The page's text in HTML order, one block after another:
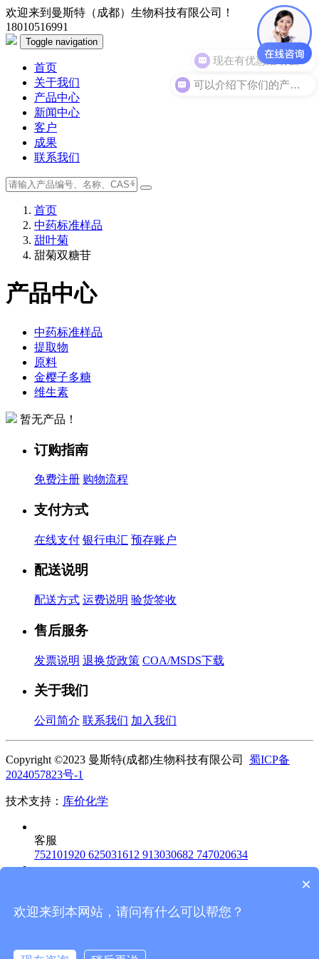
欢迎来到曼斯特（成都）生物科技有限公司！
18010516991
Toggle navigation
首页
关于我们
产品中心
新闻中心
客户
成果
联系我们
首页
中药标准样品
甜叶菊
甜菊双糖苷
产品中心
中药标准样品
提取物
原料
金樱子多糖
维生素
暂无产品！
订购指南
免费注册 购物流程
支付方式
在线支付 银行电汇 预存账户
配送说明
配送方式 运费说明 验货签收
售后服务
发票说明 退换货政策 COA/MSDS下载
关于我们
公司简介 联系我们 加入我们
Copyright ©2023 曼斯特(成都)生物科技有限公司 蜀ICP备
2024057823号-1
技术支持： 库价化学
客服
752101920 625031612 913030682 747020634
回到顶部
可以介绍下你们的产品么？
现在有优惠活动么？
×
欢迎来到本网站，请问有什么可以帮您？